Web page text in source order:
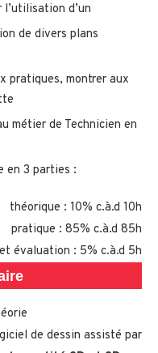
d’un
de divers plans
pratiques, montrer aux
métier de Technicien en
en 3 parties :
théorique : 10% c.à.d 10h
pratique : 85% c.à.d 85h
et évaluation : 5% c.à.d 5h
de dessin assisté par